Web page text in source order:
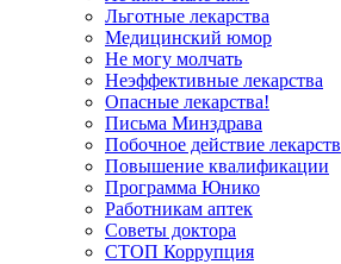
Льготные лекарства
Медицинский юмор
Не могу молчать
Неэффективные лекарства
Опасные лекарства!
Письма Минздрава
Побочное действие лекарств
Повышение квалификации
Программа Юнико
Работникам аптек
Советы доктора
СТОП Коррупция